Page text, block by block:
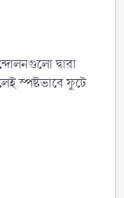
দ্বারা
স্পষ্টভাবে ফুটে